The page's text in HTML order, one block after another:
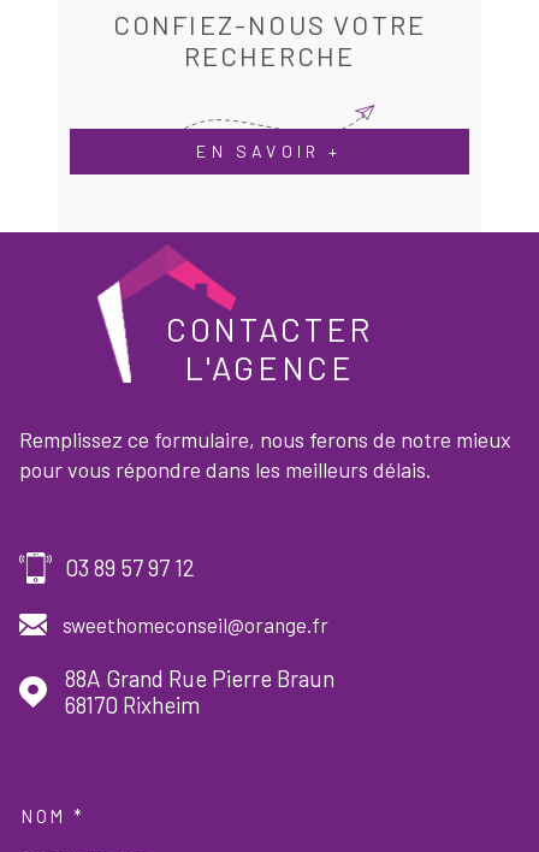
CONFIEZ-NOUS VOTRE
RECHERCHE
EN SAVOIR +
CONTACTER
L'AGENCE
Remplissez ce formulaire, nous ferons de notre mieux
pour vous répondre dans les meilleurs délais.
03 89 57 97 12
sweethomeconseil@orange.fr
88A Grand Rue Pierre Braun
68170
Rixheim
NOM *